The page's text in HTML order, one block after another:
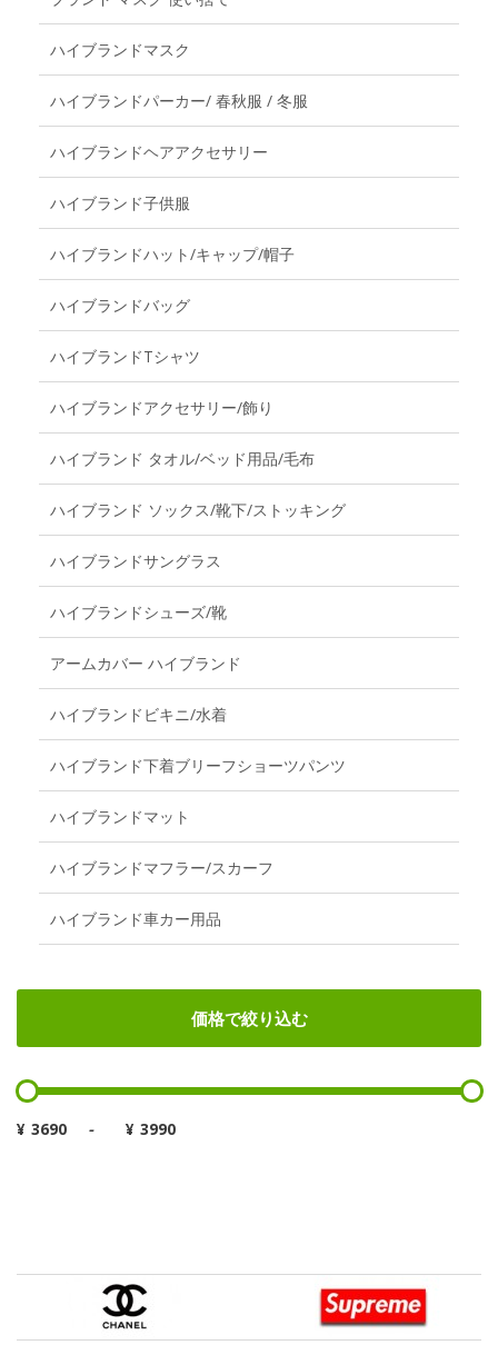
価格で絞り込む
¥ - ¥
ハイブランドマスク
ハイブランドパーカー/ 春秋服 / 冬服
ハイブランドヘアアクセサリー
ハイブランド子供服
ハイブランドハット/キャップ/帽子
ハイブランドバッグ
ハイブランドTシャツ
ハイブランドアクセサリー/飾り
ハイブランド タオル/ベッド用品/毛布
ハイブランド ソックス/靴下/ストッキング
ハイブランドサングラス
ハイブランドシューズ/靴
アームカバー ハイブランド
ハイブランドビキニ/水着
ハイブランド下着ブリーフショーツパンツ
ハイブランドマット
ハイブランドマフラー/スカーフ
ハイブランド車カー用品